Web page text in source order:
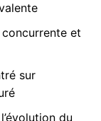
et
sur
du